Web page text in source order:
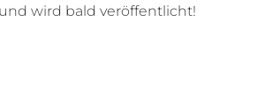
wird bald veröffentlicht!